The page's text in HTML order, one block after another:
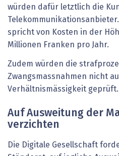
würden dafür letztlich die
spricht von Kosten in der
Millionen Franken pro Jahr.
Zudem würden die
Zwangsmassnahmen nicht
Verhältnismässigkeit geprüft.
Auf Ausweitung der
verzichten
Die Digitale Gesellschaft